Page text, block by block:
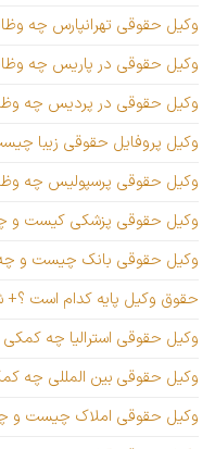
وکیل حقوقی تهرانپارس چه
وکیل حقوقی در پاریس چه
وکیل حقوقی در پردیس چه
وکیل پروفایل حقوقی زیبا
وکیل حقوقی پرسپولیس چه
وکیل حقوقی پزشکی کیست و چه
وکیل حقوقی بانک چیست و
حقوق وکیل پایه کدام است
وکیل حقوقی استرالیا چه کمکی
وکیل حقوقی بین المللی چه
وکیل حقوقی املاک چیست و چه